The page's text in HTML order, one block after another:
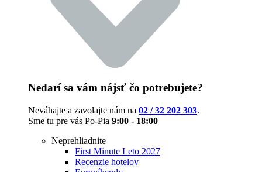
Nedarí sa vám nájsť čo potrebujete?
Neváhajte a zavolajte nám na 02 / 32 202 303.
Sme tu pre vás Po-Pia 9:00 - 18:00
Neprehliadnite
First Minute Leto 2027
Recenzie hotelov